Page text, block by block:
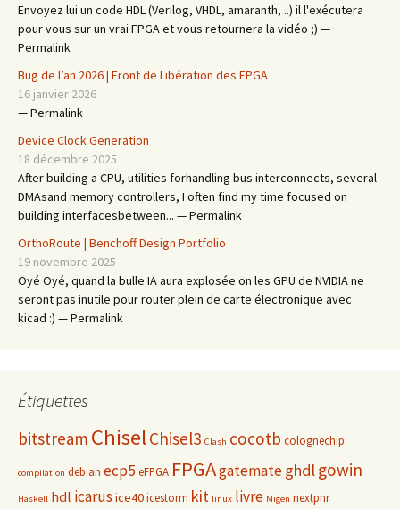
Envoyez lui un code HDL (Verilog, VHDL, amaranth, ..) il l'exécutera
pour vous sur un vrai FPGA et vous retournera la vidéo ;) —
Permalink
Bug de l’an 2026 | Front de Libération des FPGA
16 janvier 2026
— Permalink
Device Clock Generation
18 décembre 2025
After building a CPU, utilities forhandling bus interconnects, several
DMAsand memory controllers, I often find my time focused on
building interfacesbetween... — Permalink
OrthoRoute | Benchoff Design Portfolio
19 novembre 2025
Oyé Oyé, quand la bulle IA aura explosée on les GPU de NVIDIA ne
seront pas inutile pour router plein de carte électronique avec
kicad :) — Permalink
Étiquettes
bitstream ChiselChisel3 Clash cocotb colognechip
compilation debian ecp5eFPGA FPGAgatemateghdlgowin
Haskell hdl icarusice40icestorm kit linux livre Migen nextpnr